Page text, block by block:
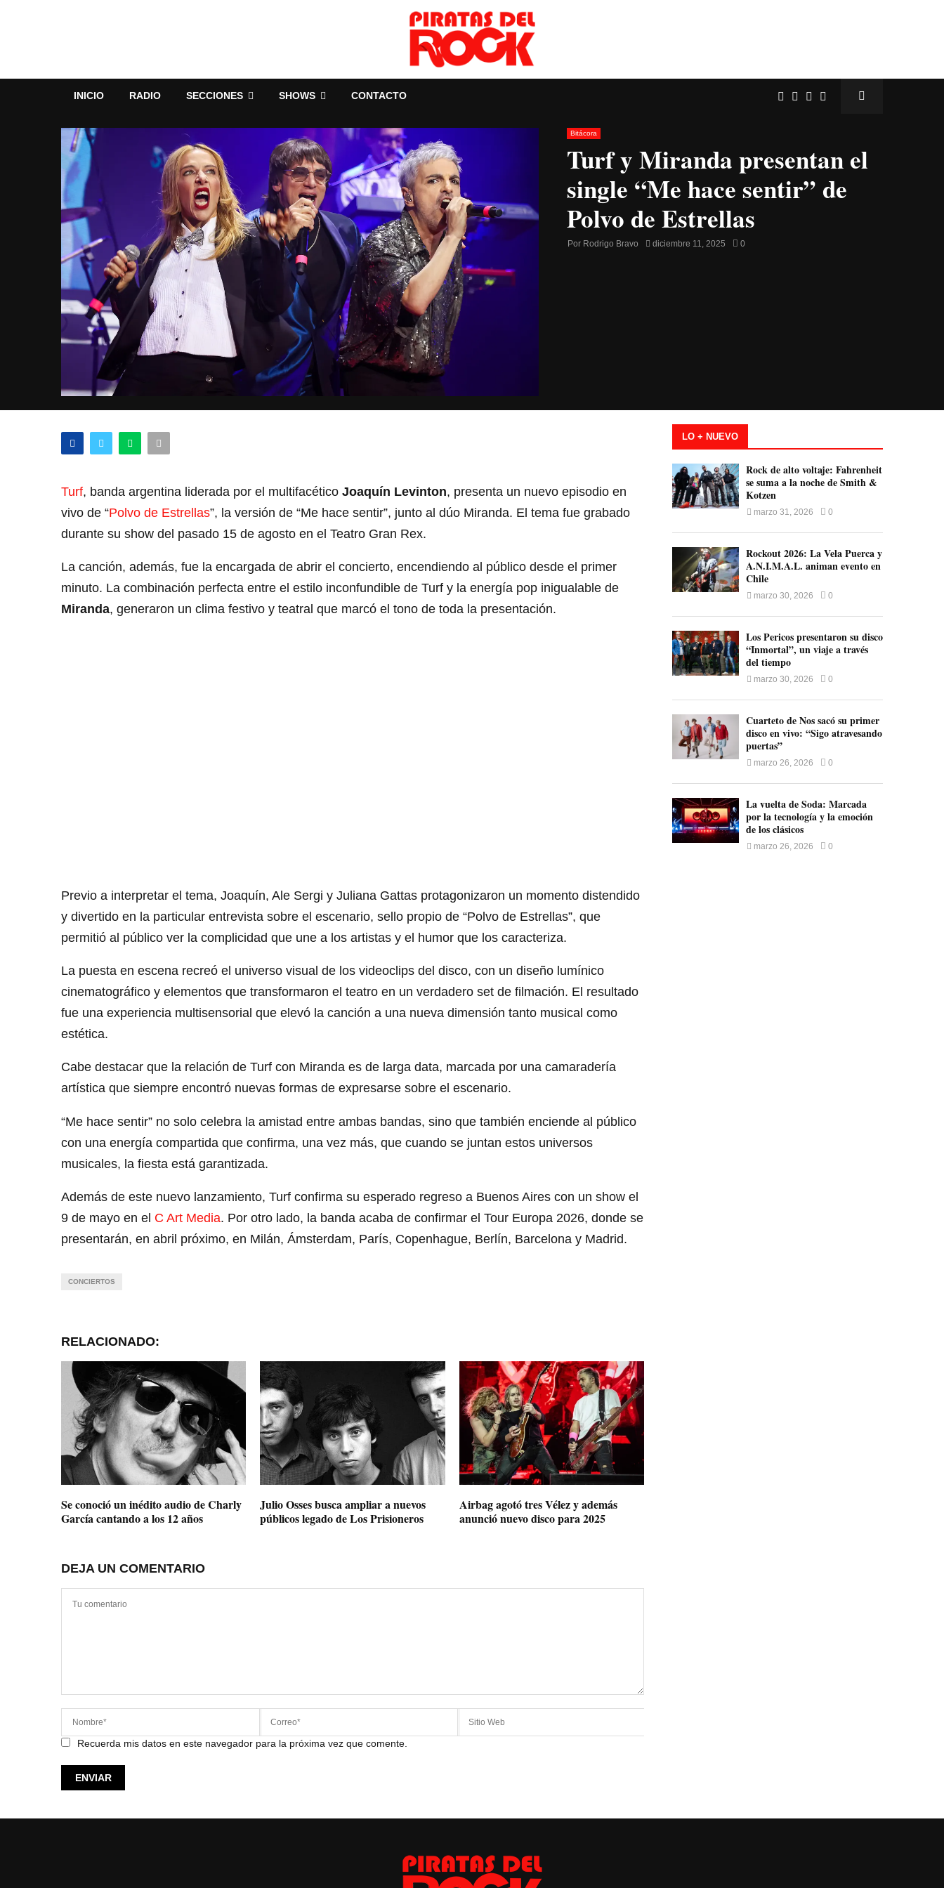
INICIO RADIO SECCIONES SHOWS CONTACTO
Bitácora
Turf y Miranda presentan el
single “Me hace sentir” de
Polvo de Estrellas
Por Rodrigo Bravo diciembre 11, 2025 0
Turf, banda argentina liderada por el multifacético Joaquín Levinton, presenta un nuevo episodio en
vivo de “Polvo de Estrellas”, la versión de “Me hace sentir”, junto al dúo Miranda. El tema fue grabado
durante su show del pasado 15 de agosto en el Teatro Gran Rex.
La canción, además, fue la encargada de abrir el concierto, encendiendo al público desde el primer
minuto. La combinación perfecta entre el estilo inconfundible de Turf y la energía pop inigualable de
Miranda, generaron un clima festivo y teatral que marcó el tono de toda la presentación.
Previo a interpretar el tema, Joaquín, Ale Sergi y Juliana Gattas protagonizaron un momento distendido
y divertido en la particular entrevista sobre el escenario, sello propio de “Polvo de Estrellas”, que
permitió al público ver la complicidad que une a los artistas y el humor que los caracteriza.
La puesta en escena recreó el universo visual de los videoclips del disco, con un diseño lumínico
cinematográfico y elementos que transformaron el teatro en un verdadero set de filmación. El resultado
fue una experiencia multisensorial que elevó la canción a una nueva dimensión tanto musical como
estética.
Cabe destacar que la relación de Turf con Miranda es de larga data, marcada por una camaradería
artística que siempre encontró nuevas formas de expresarse sobre el escenario.
“Me hace sentir” no solo celebra la amistad entre ambas bandas, sino que también enciende al público
con una energía compartida que confirma, una vez más, que cuando se juntan estos universos
musicales, la fiesta está garantizada.
Además de este nuevo lanzamiento, Turf confirma su esperado regreso a Buenos Aires con un show el
9 de mayo en el C Art Media. Por otro lado, la banda acaba de confirmar el Tour Europa 2026, donde se
presentarán, en abril próximo, en Milán, Ámsterdam, París, Copenhague, Berlín, Barcelona y Madrid.
CONCIERTOS
RELACIONADO:
Se conoció un inédito audio de Charly
García cantando a los 12 años
Julio Osses busca ampliar a nuevos
públicos legado de Los Prisioneros
Airbag agotó tres Vélez y además
anunció nuevo disco para 2025
DEJA UN COMENTARIO
Recuerda mis datos en este navegador para la próxima vez que comente.
LO + NUEVO
Rock de alto voltaje: Fahrenheit
se suma a la noche de Smith &
Kotzen
marzo 31, 2026 0
Rockout 2026: La Vela Puerca y
A.N.I.M.A.L. animan evento en
Chile
marzo 30, 2026 0
Los Pericos presentaron su disco
“Inmortal”, un viaje a través
del tiempo
marzo 30, 2026 0
Cuarteto de Nos sacó su primer
disco en vivo: “Sigo atravesando
puertas”
marzo 26, 2026 0
La vuelta de Soda: Marcada
por la tecnología y la emoción
de los clásicos
marzo 26, 2026 0